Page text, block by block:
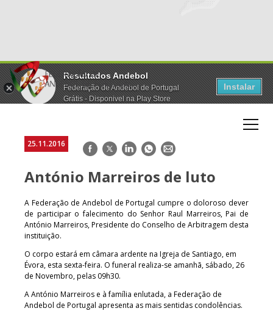
Resultados Andebol
Federação de Andebol de Portugal
Grátis - Disponivel na Play Store
Instalar
25.11.2016 Facebook
TwitterLinkedInWhatsApp
E-
António Marreiros de luto
A Federação de Andebol de Portugal cumpre o doloroso dever
de participar o falecimento do Senhor Raul Marreiros, Pai de
António Marreiros, Presidente do Conselho de Arbitragem desta
instituição.
O corpo estará em câmara ardente na Igreja de Santiago, em
Évora, esta sexta-feira. O funeral realiza-se amanhã, sábado, 26
de Novembro, pelas 09h30.
A António Marreiros e à família enlutada, a Federação de
Andebol de Portugal apresenta as mais sentidas condolências.